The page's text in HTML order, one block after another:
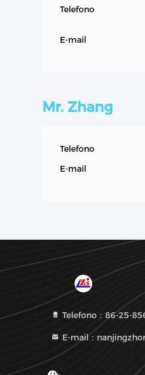
Telefono
E-mail
Mr. Zhang
Telefono
E-mail
Telefono：86-25-
E-mail：